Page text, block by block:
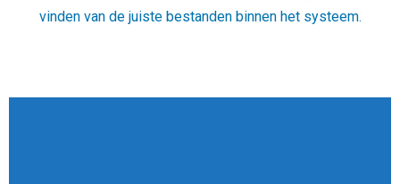
vinden van de juiste bestanden binnen het systeem.